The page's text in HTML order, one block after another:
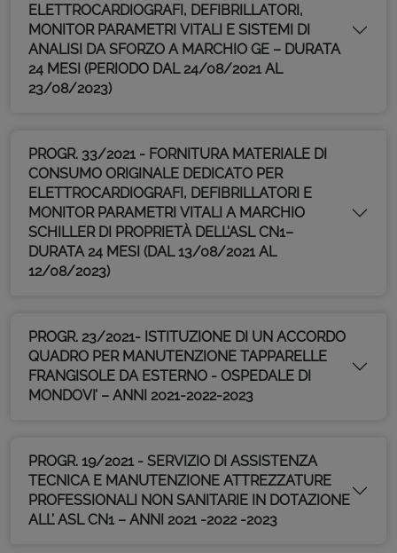
ELETTROCARDIOGRAFI, DEFIBRILLATORI,
MONITOR PARAMETRI VITALI E SISTEMI DI
ANALISI DA SFORZO A MARCHIO GE – DURATA
24 MESI (PERIODO DAL 24/08/2021 AL
23/08/2023)
PROGR. 33/2021 - FORNITURA MATERIALE DI
CONSUMO ORIGINALE DEDICATO PER
ELETTROCARDIOGRAFI, DEFIBRILLATORI E
MONITOR PARAMETRI VITALI A MARCHIO
SCHILLER DI PROPRIETÀ DELL’ASL CN1–
DURATA 24 MESI (DAL 13/08/2021 AL
12/08/2023)
PROGR. 23/2021- ISTITUZIONE DI UN ACCORDO
QUADRO PER MANUTENZIONE TAPPARELLE
FRANGISOLE DA ESTERNO - OSPEDALE DI
MONDOVI’ – ANNI 2021-2022-2023
PROGR. 19/2021 - SERVIZIO DI ASSISTENZA
TECNICA E MANUTENZIONE ATTREZZATURE
PROFESSIONALI NON SANITARIE IN DOTAZIONE
ALL’ ASL CN1 – ANNI 2021 -2022 -2023